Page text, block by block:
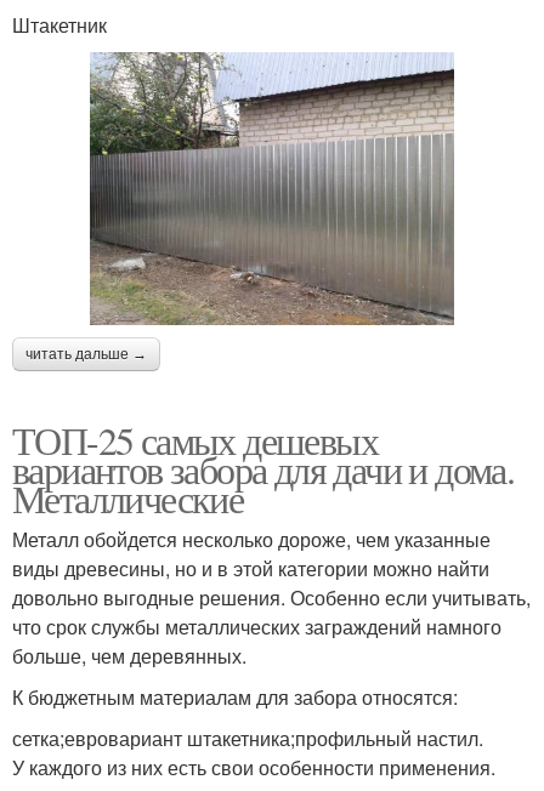
Штакетник
читать дальше →
ТОП-25 самых дешевых
вариантов забора для дачи и дома.
Металлические
Металл обойдется несколько дороже, чем указанные
виды древесины, но и в этой категории можно найти
довольно выгодные решения. Особенно если учитывать,
что срок службы металлических заграждений намного
больше, чем деревянных.
К бюджетным материалам для забора относятся:
сетка;евровариант штакетника;профильный настил.
У каждого из них есть свои особенности применения.